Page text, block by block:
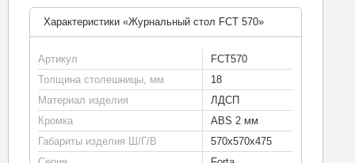
Характеристики «Журнальный стол FCT 570»
Артикул
FCT570
Толщина столешницы, мм
18
Материал изделия
ЛДСП
Кромка
ABS 2 мм
Габариты изделия Ш/Г/В
570х570х475